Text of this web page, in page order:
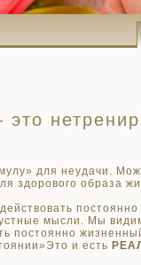
это
для неудачи.
здорового образа
постоянно
мысли. Мы
постоянно
и есть